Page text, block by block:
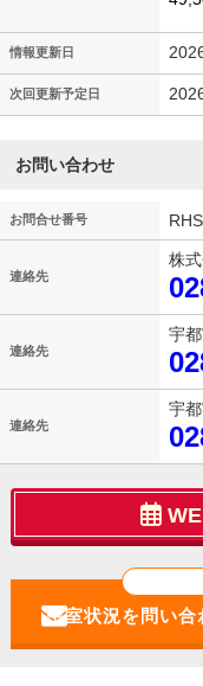
情報更新日
次回更新予定日
お問い合わせ
お問合せ番号
連絡先
株
連絡先
宇
連絡先
宇